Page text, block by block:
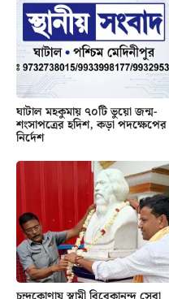
ঘাটাল মহকুমায় ৭০টি ভুয়ো জন্ম-
শংসাপত্রের হদিশ, কড়া পদক্ষেপের
নির্দেশ